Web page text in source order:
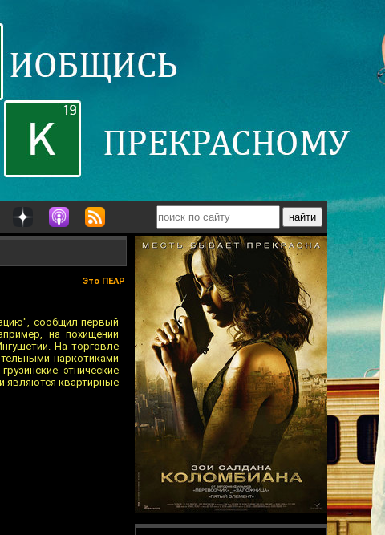
Это ПЕАР
сообщил первый
на похищении
На торговле
наркотиками
этнические
являются квартирные